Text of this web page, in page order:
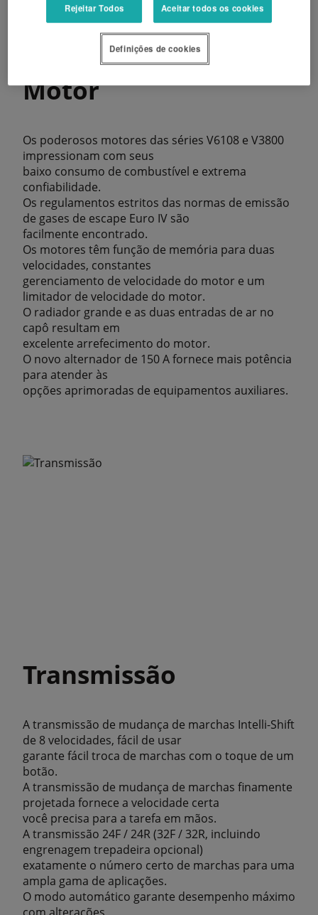
Motor
Os poderosos motores das séries V6108 e V3800
impressionam com seus
baixo consumo de combustível e extrema
confiabilidade.
Os regulamentos estritos das normas de emissão
de gases de escape Euro IV são
facilmente encontrado.
Os motores têm função de memória para duas
velocidades, constantes
gerenciamento de velocidade do motor e um
limitador de velocidade do motor.
O radiador grande e as duas entradas de ar no
capô resultam em
excelente arrefecimento do motor.
O novo alternador de 150 A fornece mais potência
para atender às
opções aprimoradas de equipamentos auxiliares.
Transmissão
A transmissão de mudança de marchas Intelli-Shift
de 8 velocidades, fácil de usar
garante fácil troca de marchas com o toque de um
botão.
A transmissão de mudança de marchas finamente
projetada fornece a velocidade certa
você precisa para a tarefa em mãos.
A transmissão 24F / 24R (32F / 32R, incluindo
engrenagem trepadeira opcional)
exatamente o número certo de marchas para uma
ampla gama de aplicações.
O modo automático garante desempenho máximo
Rejeitar Todos Aceitar todos os cookies
Definições de cookies